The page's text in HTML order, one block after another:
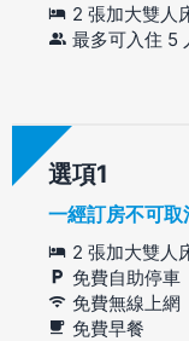
2 張加大雙人
最多可入住 5
選項
一經訂房不可取
2 張加大雙人
免費自助停車
免費無線上網
免費早餐